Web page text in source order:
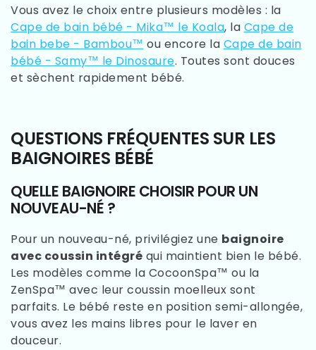
Vous avez le choix entre plusieurs modèles : la
Cape de bain bébé - Mika™ le Koala, la Cape de
bain bebe - Bambou™ ou encore la Cape de bain
bébé - Samy™ le Dinosaure. Toutes sont douces
et sèchent rapidement bébé.
QUESTIONS FRÉQUENTES SUR LES
BAIGNOIRES BÉBÉ
QUELLE BAIGNOIRE CHOISIR POUR UN
NOUVEAU-NÉ ?
Pour un nouveau-né, privilégiez une baignoire
avec coussin intégré qui maintient bien le bébé.
Les modèles comme la CocoonSpa™ ou la
ZenSpa™ avec leur coussin moelleux sont
parfaits. Le bébé reste en position semi-allongée,
vous avez les mains libres pour le laver en
douceur.